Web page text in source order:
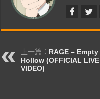
上一篇： RAGE – Empty
Hollow (OFFICIAL LIVE
VIDEO)